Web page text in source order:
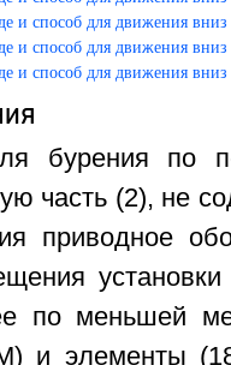
бурения по
часть (2), не
приводное
по меньшей
и элементы